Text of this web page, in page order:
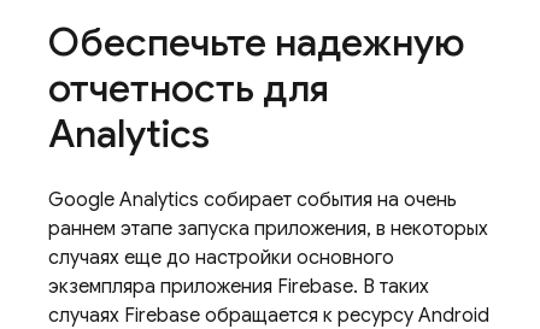
Обеспечьте надежную
отчетность для
Analytics
Google Analytics собирает события на очень
раннем этапе запуска приложения, в некоторых
случаях еще до настройки основного
экземпляра приложения Firebase. В таких
случаях Firebase обращается к ресурсу Android